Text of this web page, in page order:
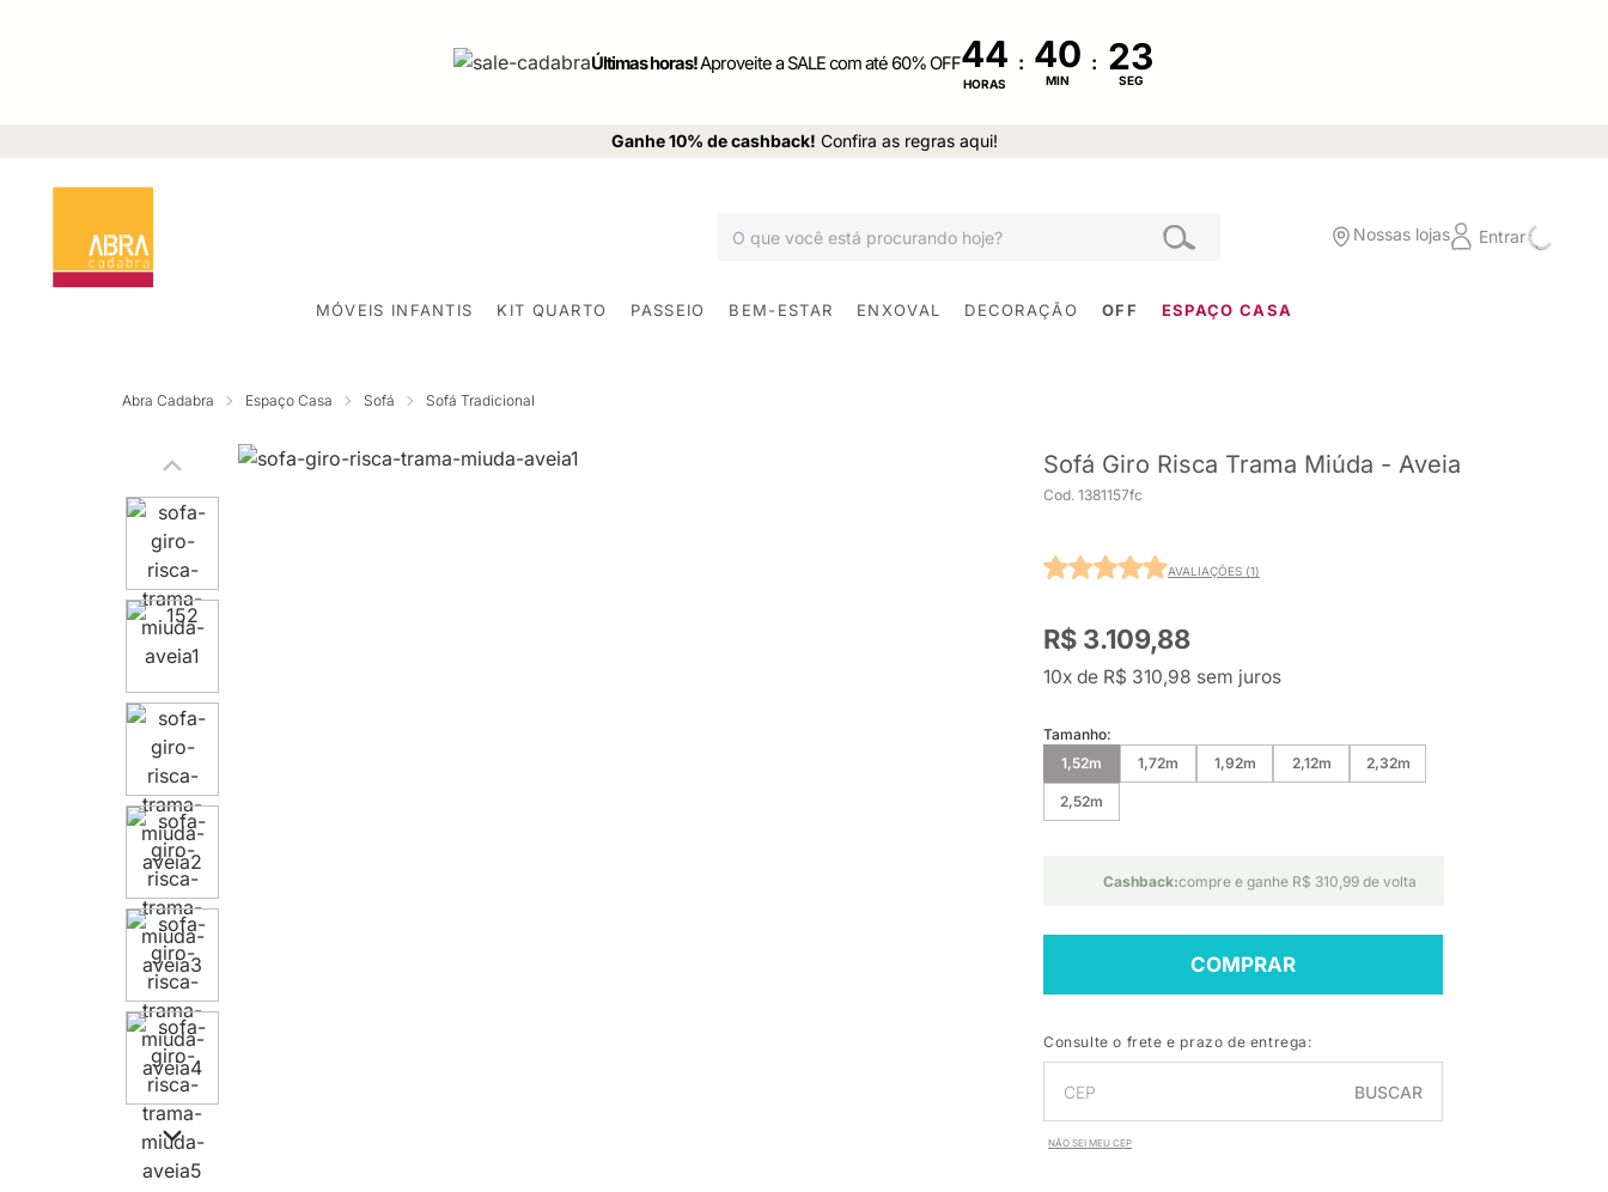
Últimas horas!Aproveite a SALE com até 60% OFF44
HORAS
:
MIN
:
SEG
Ganhe 10% de cashback! Confira as regras aqui!
Nossas lojas Entrar
MÓVEIS INFANTIS KIT QUARTO PASSEIO BEM-ESTAR ENXOVAL DECORAÇÃO OFF ESPAÇO CASA
Abra Cadabra Espaço Casa Sofá Sofá Tradicional
Sofá Giro Risca Trama Miúda - Aveia
Cod. 1381157fc
AVALIAÇÕES (1)
R$ 3.109,88
10x de R$ 310,98 sem juros
Tamanho:
1,52m
1,72m 1,92m 2,12m 2,32m
2,52m
Cashback:compre e ganhe R$ 310,99 de volta
COMPRAR
Consulte o frete e prazo de entrega:
BUSCAR
NÃO SEI MEU CEP